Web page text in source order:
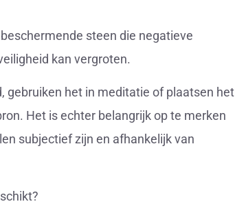
steen die negatieve
kan vergroten.
gebruiken het in meditatie of plaatsen het
Het is echter belangrijk op te merken
subjectief zijn en afhankelijk van